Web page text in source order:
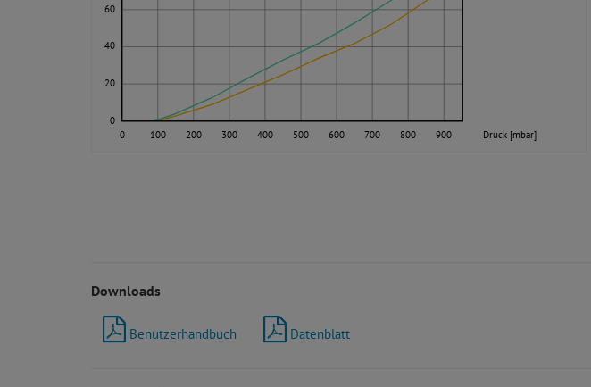
Druck [mbar]
0 100 200 300 400 500 600 700 800 900
0
20
40
60
Downloads
Benutzerhandbuch Datenblatt